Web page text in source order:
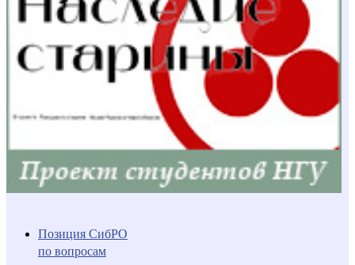
Позиция СибРО
по вопросам